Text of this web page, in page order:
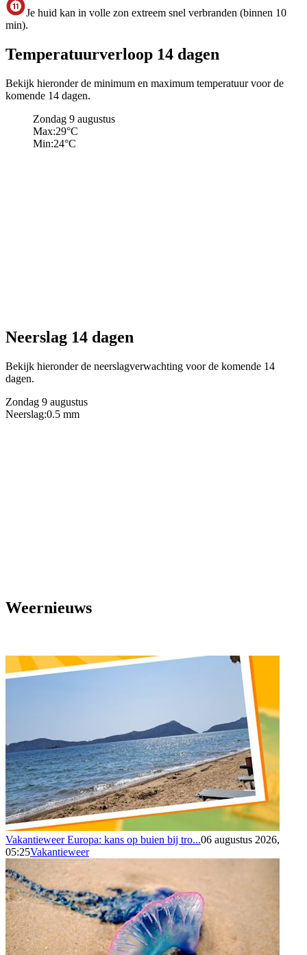
Je huid kan in volle zon extreem snel verbranden (binnen 10
min).
Temperatuurverloop 14 dagen
Bekijk hieronder de minimum en maximum temperatuur voor de
komende 14 dagen.
Zondag 9 augustus
Max:29°C
Min:24°C
Neerslag 14 dagen
Bekijk hieronder de neerslagverwachting voor de komende 14
dagen.
Zondag 9 augustus
Neerslag:0.5 mm
Weernieuws
Vakantieweer Europa: kans op buien bij tro...06 augustus 2026,
05:25Vakantieweer